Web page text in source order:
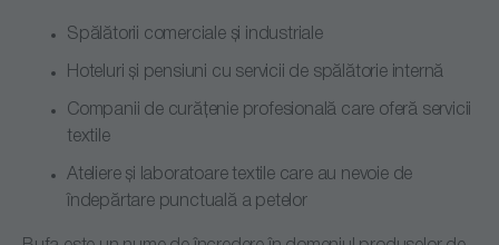
Spălătorii comerciale și industriale
Hoteluri și pensiuni cu servicii de spălătorie internă
Companii de curățenie profesională care oferă servicii
textile
Ateliere și laboratoare textile care au nevoie de
îndepărtare punctuală a petelor